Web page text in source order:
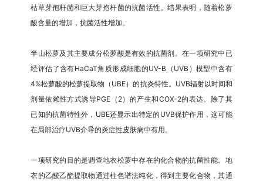
枯草芽孢杆菌和巨大芽孢杆菌的抗菌活性。结果表明，随着松萝
酸含量的增加，抗菌活性增加。
半山松萝及其主要成分松萝酸是有效的抗菌剂。在一项研究中已
经评估了含有HaCaT角质形成细胞的UV-B（UVB）模型中含有
4%松萝酸的松萝提取物（UBE）的抗炎特性。UVB辐射以时间和
剂量依赖性方式诱导PGE（2）的产生和COX-2的表达。除了其
已知的抗菌特性外，UBE还显示出特定的UVB保护作用，这可能
在局部治疗UVB介导的炎症性皮肤病中有用。
一项研究的目的是调查地衣松萝中存在的化合物的抗菌性能。地
衣的乙酸乙酯提取物通过柱色谱法纯化，得到主要化合物，其通